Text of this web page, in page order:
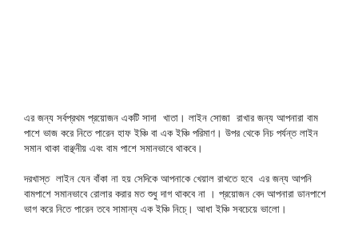
এর জন্য সর্বপ্রথম প্রয়োজন একটি সাদা খাতা। লাইন সোজা রাখার জন্য আপনারা বাম
পাশে ভাজ করে নিতে পারেন হাফ ইঞ্চি বা এক ইঞ্চি পরিমাণ। উপর থেকে নিচ পর্যন্ত লাইন
সমান থাকা বাঞ্ছনীয় এবং বাম পাশে সমানভাবে থাকবে।
দরখাস্ত লাইন যেন বাঁকা না হয় সেদিকে আপনাকে খেয়াল রাখতে হবে এর জন্য আপনি
বামপাশে সমানভাবে রোলার করার মত শুধু দাগ থাকবে না । প্রয়োজন বেদ আপনারা ডানপাশে
ভাগ করে নিতে পারেন তবে সামান্য এক ইঞ্চি নিচে্। আধা ইঞ্চি সবচেয়ে ভালো।